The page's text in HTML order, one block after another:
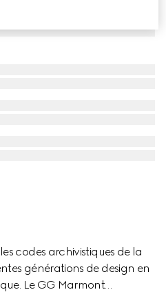
codes archivistiques de la
générations de design en
Le GG Marmont